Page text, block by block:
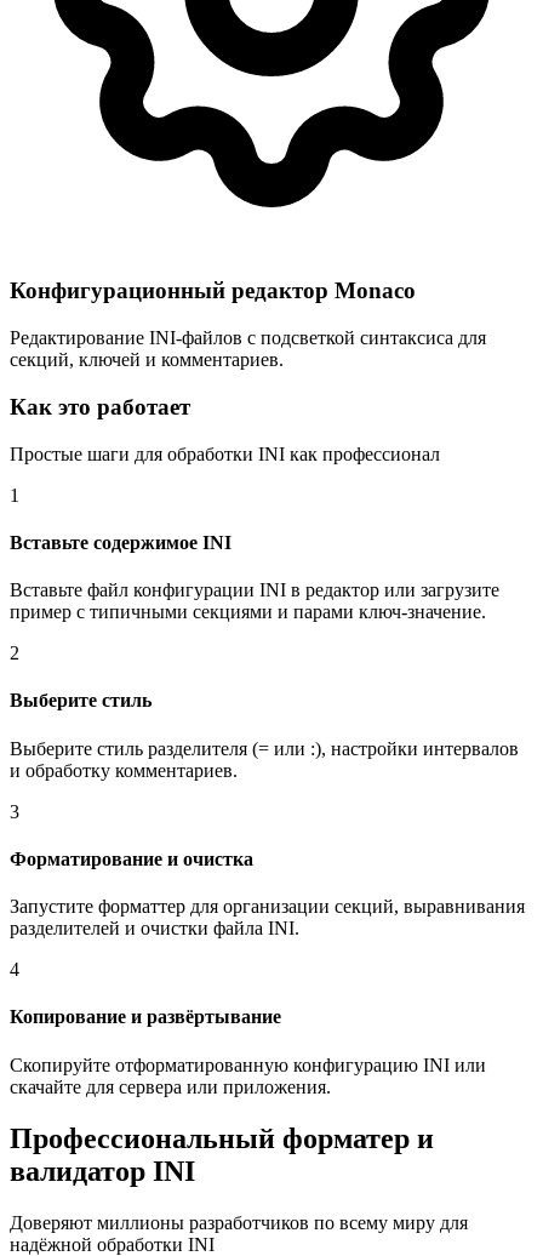
Конфигурационный редактор Monaco
Редактирование INI-файлов с подсветкой синтаксиса для
секций, ключей и комментариев.
Как это работает
Простые шаги для обработки INI как профессионал
1
Вставьте содержимое INI
Вставьте файл конфигурации INI в редактор или загрузите
пример с типичными секциями и парами ключ-значение.
2
Выберите стиль
Выберите стиль разделителя (= или :), настройки интервалов
и обработку комментариев.
3
Форматирование и очистка
Запустите форматтер для организации секций, выравнивания
разделителей и очистки файла INI.
4
Копирование и развёртывание
Скопируйте отформатированную конфигурацию INI или
скачайте для сервера или приложения.
Профессиональный форматер и
валидатор INI
Доверяют миллионы разработчиков по всему миру для
надёжной обработки INI